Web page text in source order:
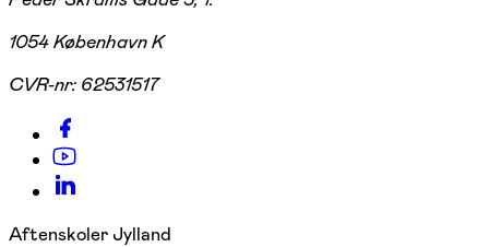
1054 København K
CVR-nr: 62531517
Aftenskoler Jylland